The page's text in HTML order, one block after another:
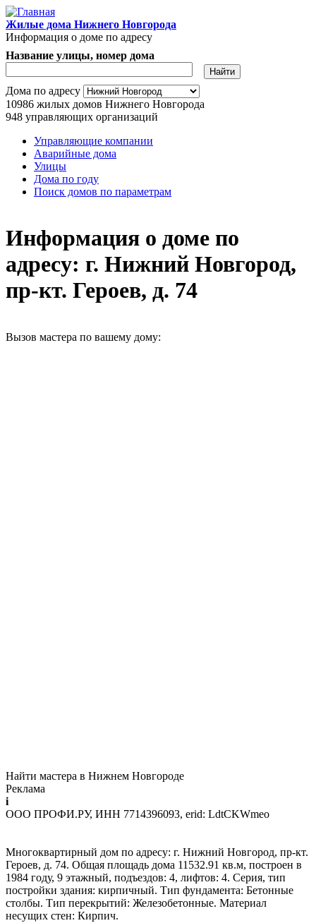
Перейти к основному содержанию
Жилые дома Нижнего Новгорода
Информация о доме по адресу
Адрес дома
Название улицы, номер дома
Дома по адресу
10986 жилых домов Нижнего Новгорода
948 управляющих организаций
Главное меню
Управляющие компании
Аварийные дома
Улицы
Дома по году
Поиск домов по параметрам
Информация о доме по
адресу: г. Нижний Новгород,
пр-кт. Героев, д. 74
Вызов мастера по вашему дому:
Найти мастера в Нижнем Новгороде
Реклама
i
ООО ПРОФИ.РУ, ИНН 7714396093, erid: LdtCKWmeo
Многоквартирный дом по адресу: г. Нижний Новгород, пр-кт.
Героев, д. 74. Общая площадь дома 11532.91 кв.м, построен в
1984 году, 9 этажный, подъездов: 4, лифтов: 4. Серия, тип
постройки здания: кирпичный. Тип фундамента: Бетонные
столбы. Тип перекрытий: Железобетонные. Материал
несущих стен: Кирпич.